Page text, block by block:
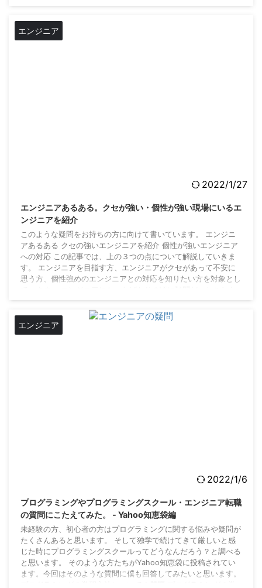
Twitterで話題のプログ ...
エンジニア
2022/1/27
エンジニアあるある。クセが強い・個性が強い現場にいるエ
ンジニアを紹介
このような疑問をお持ちの方に向けて書いています。 エンジニ
アあるある クセの強いエンジニアを紹介 個性が強いエンジニア
への対応 この記事では、上の３つの点について解説していきま
す。 エンジニアを目指す方、エンジニアがクセがあって不安に
思う方、個性強めのエンジニアとの対応を知りたい方を対象とし
変わった人が多いんですよね。エンジニア1年目の時は、びっく
りしたものですがエンジニアの世界では普通だ ...
エンジニア
2022/1/6
プログラミングやプログラミングスクール・エンジニア転職
の質問にこたえてみた。 - Yahoo知恵袋編
未経験の方、初心者の方はプログラミングに関する悩みや疑問が
たくさんあると思います。 そして独学で続けてきて厳しいと感
じた時にプログラミングスクールってどうなんだろう？と調べる
と思います。 そのような方たちがYahoo知恵袋に投稿されてい
ます。今回はそのような質問に僕も回答してみたいと思います。